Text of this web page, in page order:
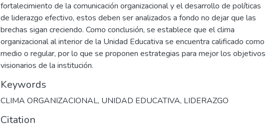
fortalecimiento de la comunicación organizacional y el desarrollo de políticas
de liderazgo efectivo, estos deben ser analizados a fondo no dejar que las
brechas sigan creciendo. Como conclusión, se establece que el clima
organizacional al interior de la Unidad Educativa se encuentra calificado como
medio o regular, por lo que se proponen estrategias para mejor los objetivos
visionarios de la institución.
Keywords
CLIMA ORGANIZACIONAL, UNIDAD EDUCATIVA, LIDERAZGO
Citation